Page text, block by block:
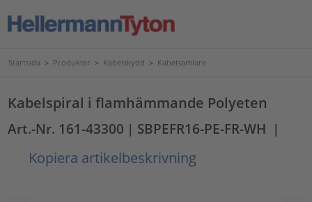
Startsida > Produkter > Kabelskydd > Kabelsamlare
Kabelspiral i flamhämmande Polyeten
Art.-Nr. 161-43300 | SBPEFR16-PE-FR-WH |
Kopiera artikelbeskrivning